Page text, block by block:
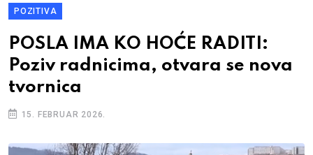
POZITIVA
POSLA IMA KO HOĆE RADITI:
Poziv radnicima, otvara se nova
tvornica
15. FEBRUAR 2026.